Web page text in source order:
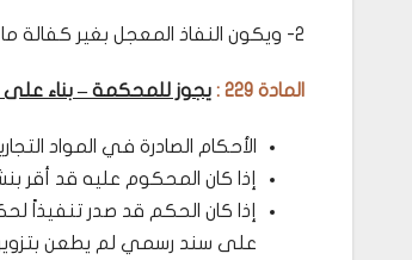
2- ويكون النفاذ المعجل بغير كفالة ما لم ينص في الحكم أو الأمر على تقديم كفالة.
المادة 229 : يجوز للمحكمة – بناء على
الأحكام الصادرة في المواد
إذا كان المحكوم عليه قد أقر
إذا كان الحكم قد صدر تنفيذاً
على سند رسمي لم يطعن